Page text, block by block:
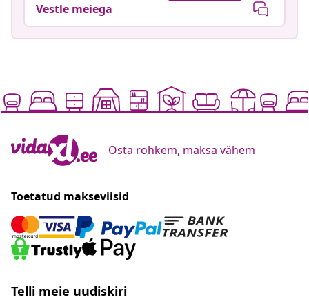
Vestle meiega
Osta rohkem, maksa vähem
Toetatud makseviisid
Telli meie uudiskiri